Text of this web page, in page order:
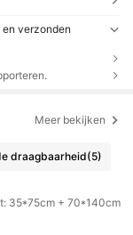
verzonden
Meer bekijken
draagbaarheid(5)
35*75cm + 70*140cm